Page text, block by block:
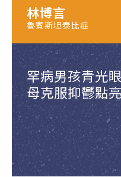
罕病男孩青光
母克服抑鬱點
林博言
魯賓斯坦泰比症